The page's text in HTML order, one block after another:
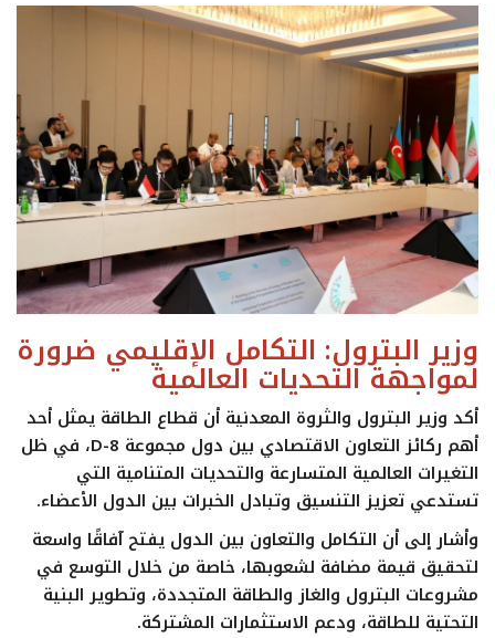
وزير البترول: التكامل الإقليمي ضرورة
لمواجهة التحديات العالمية
أكد وزير البترول والثروة المعدنية أن قطاع الطاقة يمثل أحد
أهم ركائز التعاون الاقتصادي بين دول مجموعة D-8، في ظل
التغيرات العالمية المتسارعة والتحديات المتنامية التي
تستدعي تعزيز التنسيق وتبادل الخبرات بين الدول الأعضاء.
وأشار إلى أن التكامل والتعاون بين الدول يفتح آفاقًا واسعة
لتحقيق قيمة مضافة لشعوبها، خاصة من خلال التوسع في
مشروعات البترول والغاز والطاقة المتجددة، وتطوير البنية
التحتية للطاقة، ودعم الاستثمارات المشتركة.